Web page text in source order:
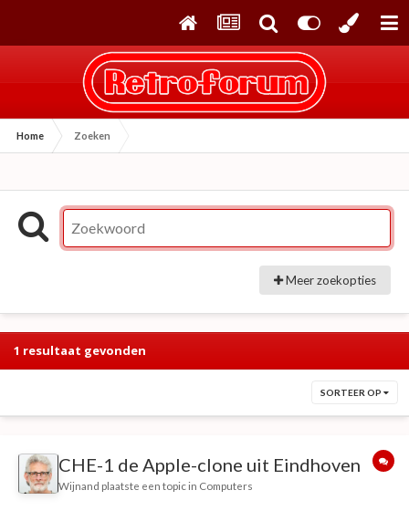
Home Zoeken
Meer zoekopties
1 resultaat gevonden
SORTEER OP
CHE-1 de Apple-clone uit Eindhoven
Wijnand plaatste een topic in Computers